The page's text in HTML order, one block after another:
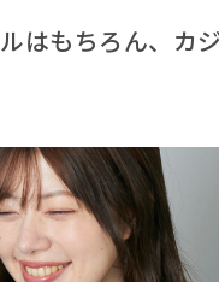
はもちろん、カ